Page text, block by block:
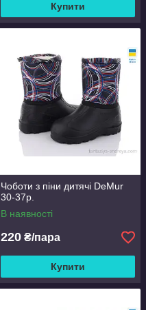
Купити
Чоботи з піни дитячі DeMur
30-37р.
В наявності
220 ₴/пара
Купити